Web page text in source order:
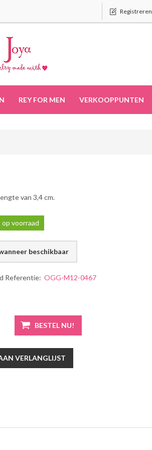
Registreren
REY FOR MEN VERKOOPPUNTEN
van 3,4 cm.
voorraad
Referentie: OGG-M12-0467